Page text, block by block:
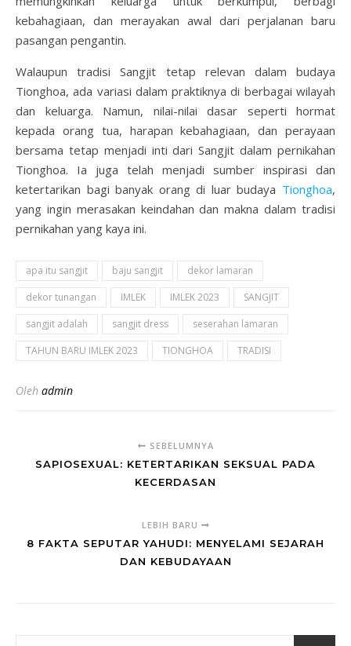
kebahagiaan, dan merayakan awal dari perjalanan baru
pasangan pengantin.
Walaupun tradisi Sangjit tetap relevan dalam budaya
Tionghoa, ada variasi dalam praktiknya di berbagai wilayah
dan keluarga. Namun, nilai-nilai dasar seperti hormat
kepada orang tua, harapan kebahagiaan, dan perayaan
bersama tetap menjadi inti dari Sangjit dalam pernikahan
Tionghoa. Ia juga telah menjadi sumber inspirasi dan
ketertarikan bagi banyak orang di luar budaya Tionghoa,
yang ingin merasakan keindahan dan makna dalam tradisi
pernikahan yang kaya ini.
apa itu sangjit baju sangjit
dekor lamaran
dekor tunangan
IMLEK IMLEK 2023
SANGJIT
sangjit adalah
sangjit dress
seserahan lamaran
TAHUN BARU IMLEK 2023
TIONGHOA TRADISI
Oleh admin
SEBELUMNYA
SAPIOSEXUAL: KETERTARIKAN SEKSUAL PADA
KECERDASAN
LEBIH BARU
8 FAKTA SEPUTAR YAHUDI: MENYELAMI SEJARAH
DAN KEBUDAYAAN